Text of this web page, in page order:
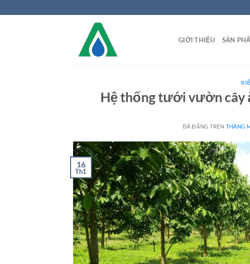
đến
GIỚI THIỆU SẢN
Hệ thống tưới vườn cây
ĐÃ ĐĂNG TRÊNTHÁNG
16
Th1